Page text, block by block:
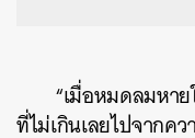
“เมื่อหมดลมหาย
ที่ไม่เกินเลยไปจากค